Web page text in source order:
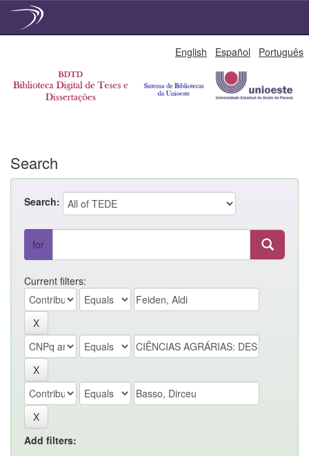
English Español Português
Search
Search:
for
Current filters:
Add filters: